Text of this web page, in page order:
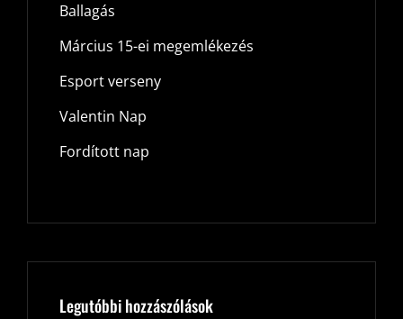
Ballagás
Március 15-ei megemlékezés
Esport verseny
Valentin Nap
Fordított nap
Legutóbbi hozzászólások